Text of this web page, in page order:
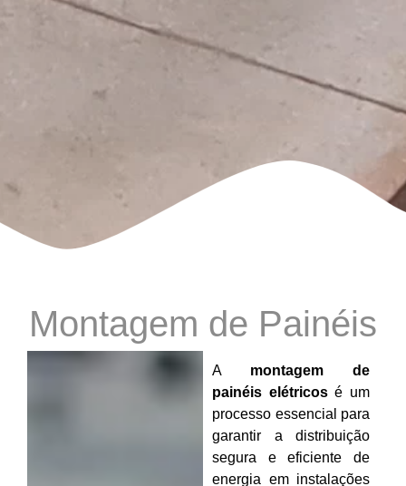
Montagem de Painéis
A montagem de
painéis elétricosé um
processo essencial para
garantir a distribuição
segura e eficiente de
energia em instalações